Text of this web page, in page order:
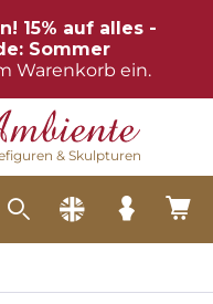
15% auf alles -
Sommer
Warenkorb ein.
& Skulpturen